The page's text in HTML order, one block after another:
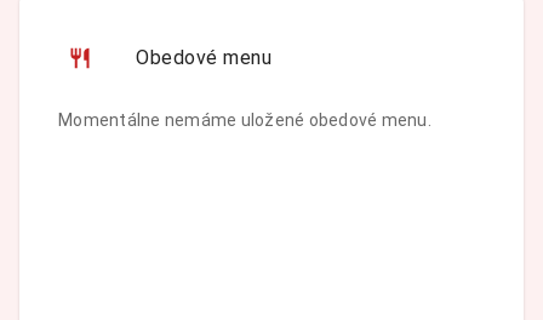
Obedové menu
Momentálne nemáme uložené obedové menu.